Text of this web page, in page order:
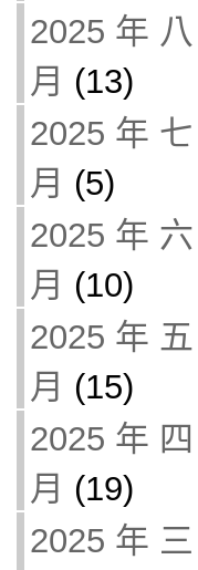
2025 年 八
月 (13)
2025 年 七
月 (5)
2025 年 六
月 (10)
2025 年 五
月 (15)
2025 年 四
月 (19)
2025 年 三